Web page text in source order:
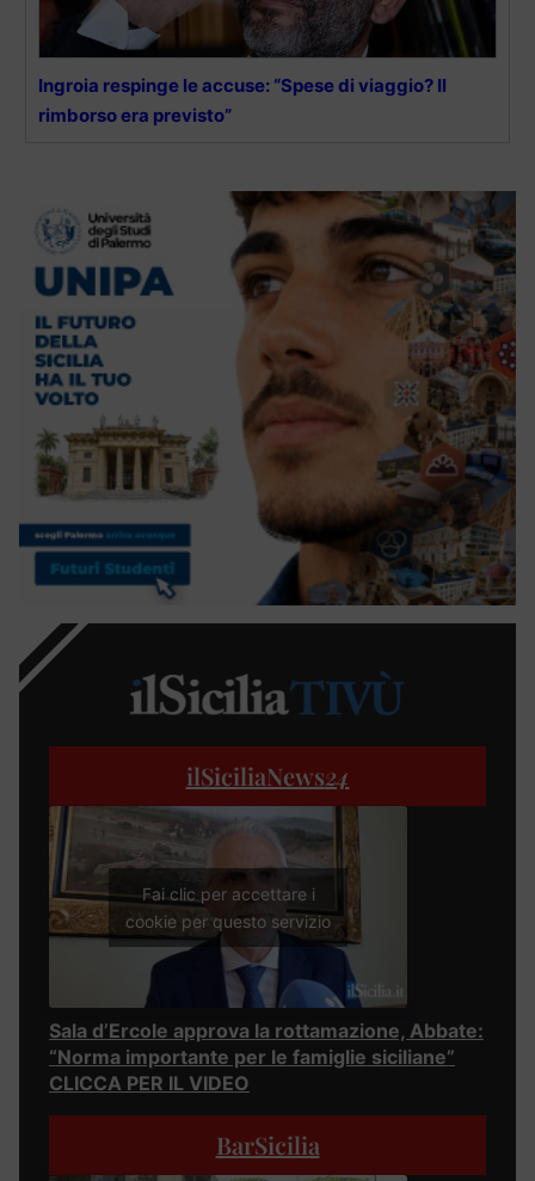
Ingroia respinge le accuse: “Spese di viaggio? Il
rimborso era previsto”
ilSiciliaNews24
Fai clic per accettare i
cookie per questo servizio
Sala d’Ercole approva la rottamazione, Abbate:
“Norma importante per le famiglie siciliane”
CLICCA PER IL VIDEO
BarSicilia